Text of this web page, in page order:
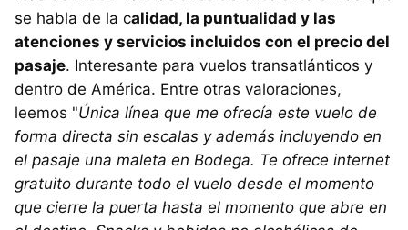
se habla de la calidad, la puntualidad y las
atenciones y servicios incluidos con el precio del
pasaje. Interesante para vuelos transatlánticos y
dentro de América. Entre otras valoraciones,
leemos "Única línea que me ofrecía este vuelo de
forma directa sin escalas y además incluyendo en
el pasaje una maleta en Bodega. Te ofrece internet
gratuito durante todo el vuelo desde el momento
que cierre la puerta hasta el momento que abre en